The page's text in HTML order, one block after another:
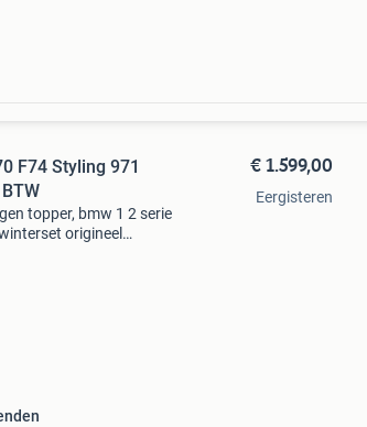
F74 Styling 971
topper, bmw 1 2 serie
origineel
€ 1.599,00
Eergisteren